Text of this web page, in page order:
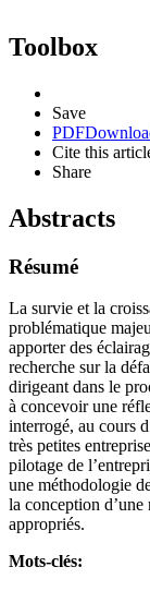
Toolbox
Save
PDF
Cite this
Share
Abstracts
Résumé
La survie et la
problématique
apporter des
recherche sur la
dirigeant dans le
à concevoir une
interrogé, au cours
très petites
pilotage de
une méthodologie
la conception
appropriés.
Mots-clés: